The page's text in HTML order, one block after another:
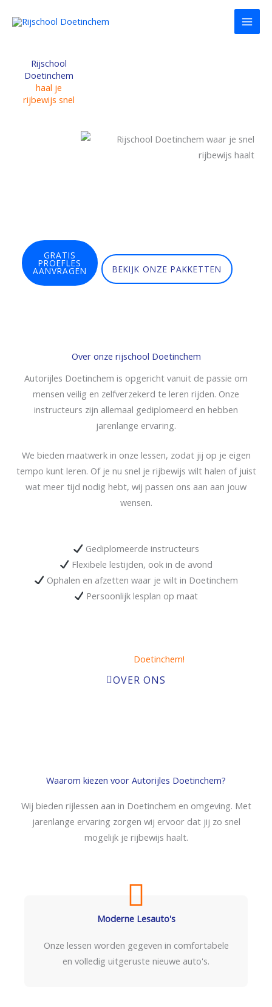
naar
Rijschool
Doetinchem
haal je
rijbewijs snel
GRATIS
PROEFLES
AANVRAGEN BEKIJK ONZE PAKKETTEN
Over onze rijschool Doetinchem
Autorijles Doetinchem is opgericht vanuit de passie om
mensen veilig en zelfverzekerd te leren rijden. Onze
instructeurs zijn allemaal gediplomeerd en hebben
jarenlange ervaring.
We bieden maatwerk in onze lessen, zodat jij op je eigen
tempo kunt leren. Of je nu snel je rijbewijs wilt halen of juist
wat meer tijd nodig hebt, wij passen ons aan aan jouw
wensen.
Gediplomeerde instructeurs
Flexibele lestijden, ook in de avond
Ophalen en afzetten waar je wilt in Doetinchem
Persoonlijk lesplan op maat
Doetinchem!
OVER ONS
Waarom kiezen voor Autorijles Doetinchem?
Wij bieden rijlessen aan in Doetinchem en omgeving. Met
jarenlange ervaring zorgen wij ervoor dat jij zo snel
mogelijk je rijbewijs haalt.
Moderne Lesauto's
Onze lessen worden gegeven in comfortabele
en volledig uitgeruste nieuwe auto's.